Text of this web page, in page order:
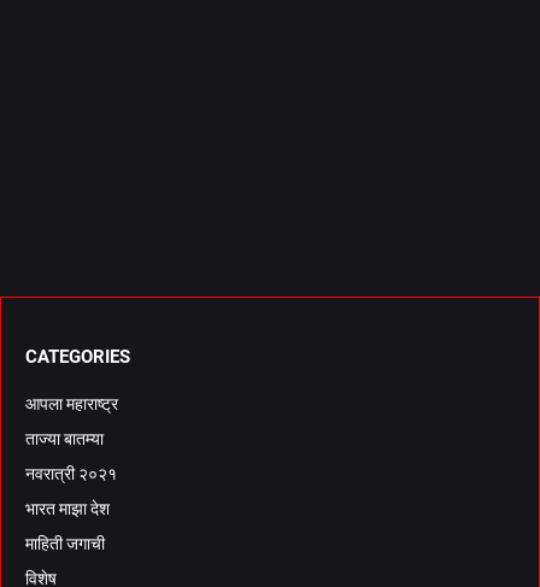
CATEGORIES
आपला महाराष्ट्र
ताज्या बातम्या
नवरात्री २०२१
भारत माझा देश
माहिती जगाची
विशेष